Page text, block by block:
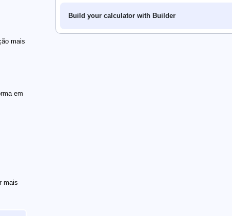
Build your calculator with Builder
mais
em
mais